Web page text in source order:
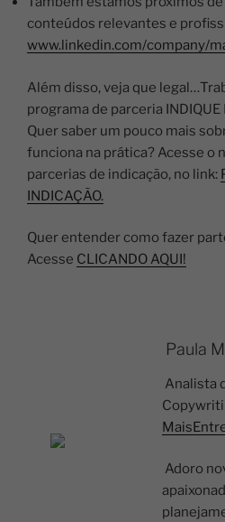
conteúdos relevantes e
www.linkedin.com/company/
Além disso, veja que
programa de parceria INDIQUE
Quer saber um pouco mais
funciona na prática? Acesse o
parcerias de indicação, no link:
INDICAÇÃO.
Quer entender como fazer
Acesse CLICANDO AQUI!
Paula
Analista
Adoro